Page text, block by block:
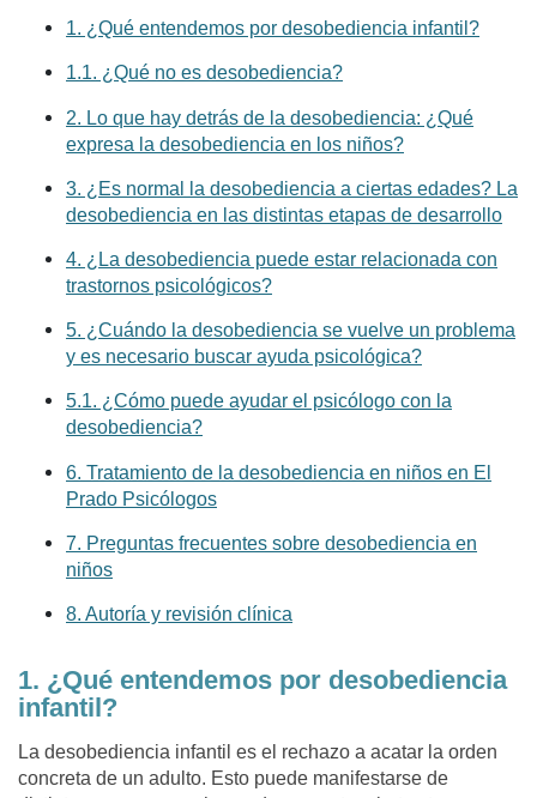
1. ¿Qué entendemos por desobediencia infantil?
1.1. ¿Qué no es desobediencia?
2. Lo que hay detrás de la desobediencia: ¿Qué
expresa la desobediencia en los niños?
3. ¿Es normal la desobediencia a ciertas edades? La
desobediencia en las distintas etapas de desarrollo
4. ¿La desobediencia puede estar relacionada con
trastornos psicológicos?
5. ¿Cuándo la desobediencia se vuelve un problema
y es necesario buscar ayuda psicológica?
5.1. ¿Cómo puede ayudar el psicólogo con la
desobediencia?
6. Tratamiento de la desobediencia en niños en El
Prado Psicólogos
7. Preguntas frecuentes sobre desobediencia en
niños
8. Autoría y revisión clínica
1. ¿Qué entendemos por desobediencia
infantil?
La desobediencia infantil es el rechazo a acatar la orden
concreta de un adulto. Esto puede manifestarse de